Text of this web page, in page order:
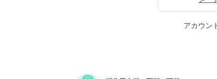
アカウン